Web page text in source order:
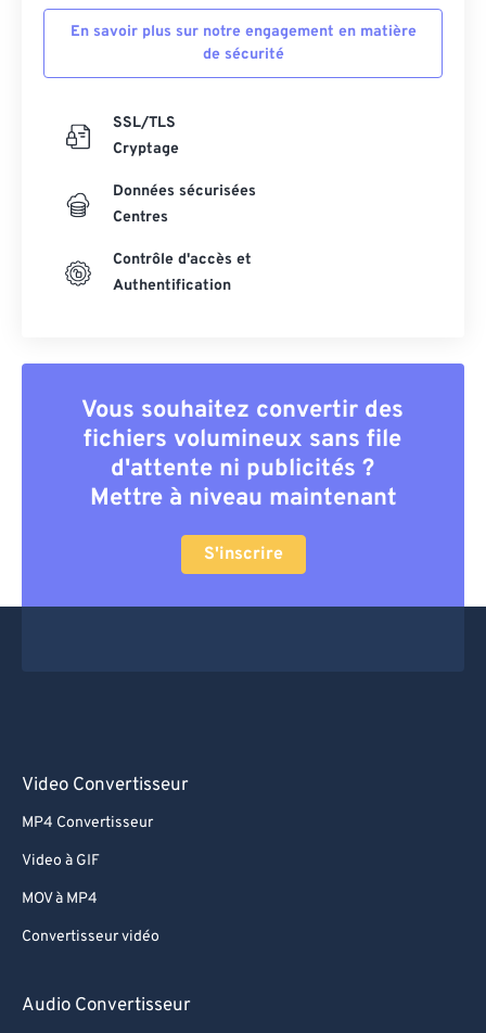
En savoir plus sur notre engagement en matière
de sécurité
SSL/TLS
Cryptage
Données sécurisées
Centres
Contrôle d'accès et
Authentification
Vous souhaitez convertir des
fichiers volumineux sans file
d'attente ni publicités ?
Mettre à niveau maintenant
S'inscrire
Video Convertisseur
MP4 Convertisseur
Video à GIF
MOV à MP4
Convertisseur vidéo
Audio Convertisseur